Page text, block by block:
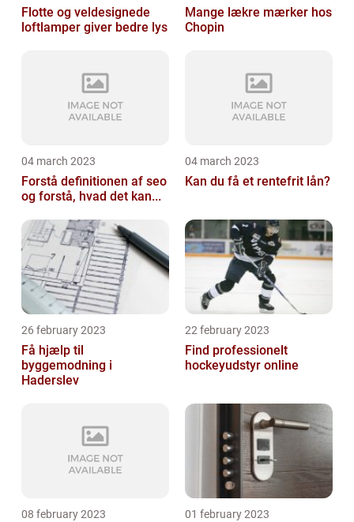
Flotte og veldesignede
loftlamper giver bedre lys
Mange lækre mærker hos
Chopin
04 march 2023
Forstå definitionen af seo
og forstå, hvad det kan...
04 march 2023
Kan du få et rentefrit lån?
26 february 2023
Få hjælp til
byggemodning i
Haderslev
22 february 2023
Find professionelt
hockeyudstyr online
08 february 2023 01 february 2023